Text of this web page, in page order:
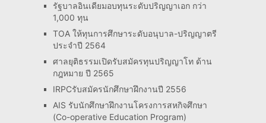
รัฐบาลอินเดียมอบทุนระดับปริญญาเอก กว่า
1,000 ทุน
TOA ให้ทุนการศึกษาระดับอนุบาล-ปริญญาตรี
ประจำปี 2564
ศาลยุติธรรมเปิดรับสมัครทุนปริญญาโท ด้าน
กฎหมาย ปี 2565
IRPCรับสมัครนักศึกษาฝึกงานปี 2556
AIS รับนักศึกษาฝึกงานโครงการสหกิจศึกษา
(Co-operative Education Program)